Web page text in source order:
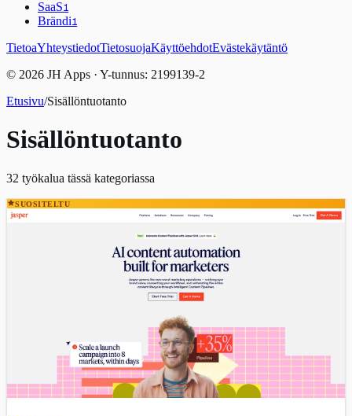
SaaS1
Brändi1
TietoaYhteystiedotTietosuojaKäyttöehdotEvästekäytäntö
© 2026 JH Apps · Y-tunnus: 2199139-2
Etusivu/Sisällöntuotanto
Sisällöntuotanto
32 työkalua tässä kategoriassa
SUOSITELTU